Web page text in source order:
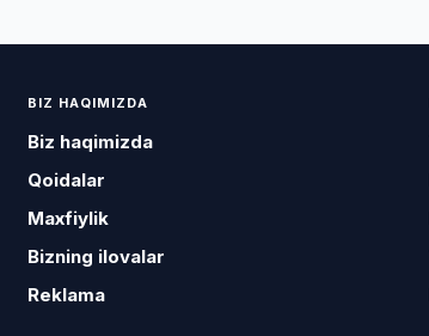
BIZ HAQIMIZDA
Biz haqimizda
Qoidalar
Maxfiylik
Bizning ilovalar
Reklama